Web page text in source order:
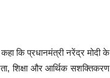
कि प्रधानमंत्री नरेंद्र मोदी के
शिक्षा और आर्थिक सशक्तिकरण